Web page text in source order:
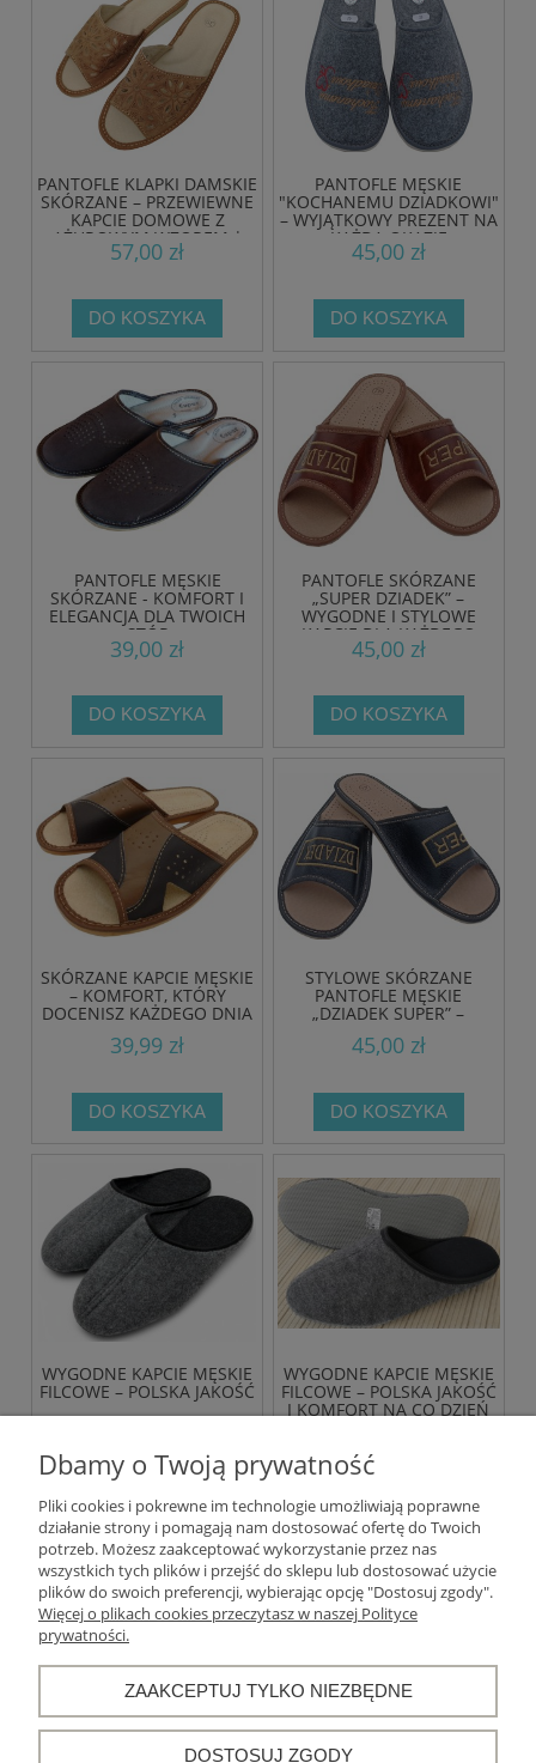
PANTOFLE KLAPKI DAMSKIE
SKÓRZANE – PRZEWIEWNE
KAPCIE DOMOWE Z
AŻUROWYM WZOREM |
PRODUKT POLSKI
57,00 zł
DO KOSZYKA
PANTOFLE MĘSKIE
"KOCHANEMU DZIADKOWI"
– WYJĄTKOWY PREZENT NA
KAŻDĄ OKAZJĘ
45,00 zł
DO KOSZYKA
PANTOFLE MĘSKIE
SKÓRZANE - KOMFORT I
ELEGANCJA DLA TWOICH
STÓP
39,00 zł
DO KOSZYKA
PANTOFLE SKÓRZANE
„SUPER DZIADEK” –
WYGODNE I STYLOWE
KAPCIE DLA KAŻDEGO
SENIORA
45,00 zł
DO KOSZYKA
SKÓRZANE KAPCIE MĘSKIE
– KOMFORT, KTÓRY
DOCENISZ KAŻDEGO DNIA
39,99 zł
DO KOSZYKA
STYLOWE SKÓRZANE
PANTOFLE MĘSKIE
„DZIADEK SUPER” –
JEDNYM
45,00 zł
DO KOSZYKA
WYGODNE KAPCIE MĘSKIE
FILCOWE – POLSKA JAKOŚĆ
DO KOSZYKA
WYGODNE KAPCIE MĘSKIE
FILCOWE – POLSKA JAKOŚĆ
I KOMFORT NA CO DZIEŃ
DO KOSZYKA
« 1 2 3 »
Warunki zakupów
Moje konto
Dbamy o Twoją prywatność
Pliki cookies i pokrewne im technologie umożliwiają poprawne
działanie strony i pomagają nam dostosować ofertę do Twoich
potrzeb. Możesz zaakceptować wykorzystanie przez nas
wszystkich tych plików i przejść do sklepu lub dostosować użycie
plików do swoich preferencji, wybierając opcję "Dostosuj zgody".
Więcej o plikach cookies przeczytasz w naszej Polityce
prywatności.
ZAAKCEPTUJ TYLKO NIEZBĘDNE
DOSTOSUJ ZGODY